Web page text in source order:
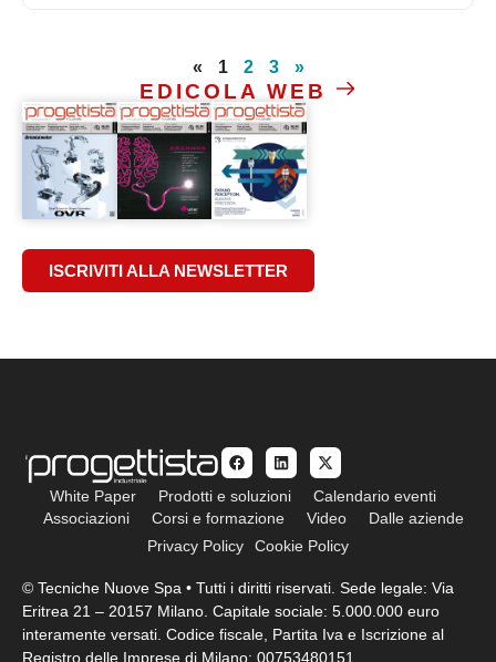
« 1 2 3 »
EDICOLA WEB
ISCRIVITI ALLA NEWSLETTER
White Paper Prodotti e soluzioni
Calendario eventi
Associazioni
Corsi e formazione Video
Dalle aziende
Privacy Policy
Cookie Policy
© Tecniche Nuove Spa • Tutti i diritti riservati. Sede legale: Via
Eritrea 21 – 20157 Milano. Capitale sociale: 5.000.000 euro
interamente versati. Codice fiscale, Partita Iva e Iscrizione al
Registro delle Imprese di Milano: 00753480151.